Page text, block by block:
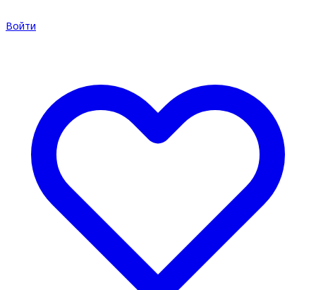
Войти